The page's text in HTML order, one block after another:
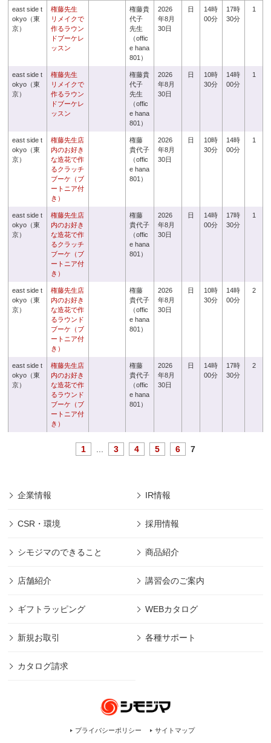
east side t
okyo（東
京）
権藤先生
リメイクで
作るラウン
ドブーケレ
ッスン
権藤貴
代子
先生
（offic
e hana
801）
2026
年8月
30日
日
14時
00分
17時
30分
1
east side t
okyo（東
京）
権藤先生
リメイクで
作るラウン
ドブーケレ
ッスン
権藤貴
代子
先生
（offic
e hana
801）
2026
年8月
30日
日
10時
30分
14時
00分
1
east side t
okyo（東
京）
権藤先生店
内のお好き
な造花で作
るクラッチ
ブーケ（ブ
ートニア付
き）
権藤
貴代子
（offic
e hana
801）
2026
年8月
30日
日
10時
30分
14時
00分
1
east side t
okyo（東
京）
権藤先生店
内のお好き
な造花で作
るクラッチ
ブーケ（ブ
ートニア付
き）
権藤
貴代子
（offic
e hana
801）
2026
年8月
30日
日
14時
00分
17時
30分
1
east side t
okyo（東
京）
権藤先生店
内のお好き
な造花で作
るラウンド
ブーケ（ブ
ートニア付
き）
権藤
貴代子
（offic
e hana
801）
2026
年8月
30日
日
10時
30分
14時
00分
2
east side t
okyo（東
京）
権藤先生店
内のお好き
な造花で作
るラウンド
ブーケ（ブ
ートニア付
き）
権藤
貴代子
（offic
e hana
801）
2026
年8月
30日
日
14時
00分
17時
30分
2
1 3 4 5 6 7
企業情報 IR情報
CSR・環境 採用情報
シモジマのできること 商品紹介
店舗紹介 講習会のご案内
ギフトラッピング WEBカタログ
新規お取引 各種サポート
カタログ請求
プライバシーポリシー サイトマップ